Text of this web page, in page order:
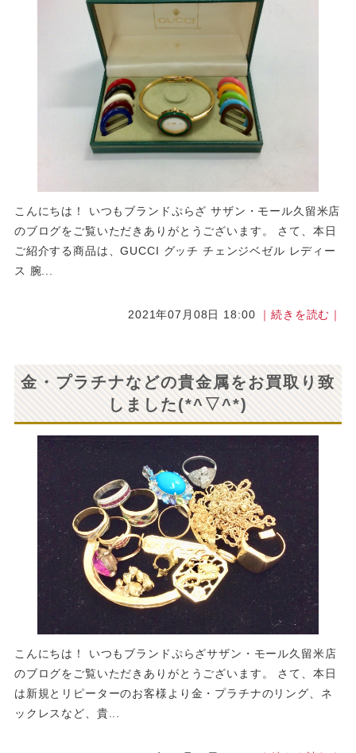
こんにちは！ いつもブランドぷらざ サザン・モール久留米店
のブログをご覧いただきありがとうございます。 さて、本日
ご紹介する商品は、GUCCI グッチ チェンジベゼル レディー
ス 腕...
2021年07月08日 18:00 ｜続きを読む｜
金・プラチナなどの貴金属をお買取り致
しました(*^▽^*)
こんにちは！ いつもブランドぷらざサザン・モール久留米店
のブログをご覧いただきありがとうございます。 さて、本日
は新規とリピーターのお客様より金・プラチナのリング、ネ
ックレスなど、貴...